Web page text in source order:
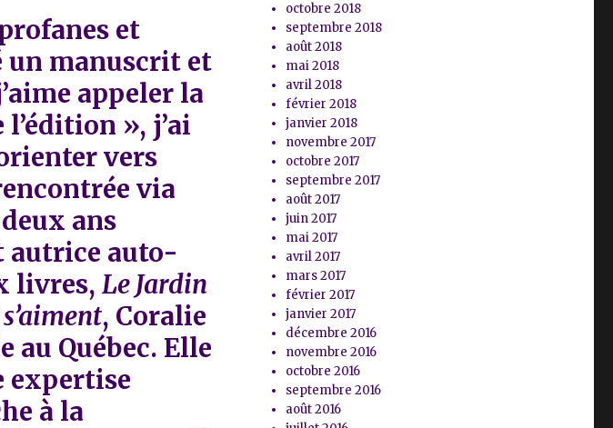
et
un manuscrit et
appeler la
», j’ai
vers
via
ans
autrice auto-
livres, Le Jardin
, Coralie
au Québec. Elle
expertise
à la
octobre 2018
septembre 2018
août 2018
mai 2018
avril 2018
février 2018
janvier 2018
novembre 2017
octobre 2017
septembre 2017
août 2017
juin 2017
mai 2017
avril 2017
mars 2017
février 2017
janvier 2017
décembre 2016
novembre 2016
octobre 2016
septembre 2016
août 2016